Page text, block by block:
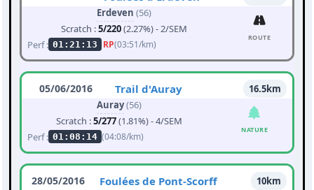
Erdeven (56)
Scratch :5/220(2.27%) - 2/SEM
Perf : 01:21:13 RP(03:51/km)
ROUTE
05/06/2016 Trail d'Auray
16.5km
Auray(56)
Scratch :5/277(1.81%) - 4/SEM
Perf : 01:08:14 (04:08/km)
NATURE
28/05/2016 Foulées de Pont-Scorff
10km